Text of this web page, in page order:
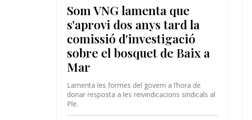
Som VNG lamenta que
s'aprovi dos anys tard la
comissió d'investigació
sobre el bosquet de Baix a
Mar
Lamenta les formes del govern a l’hora de
donar resposta a les reivindicacions sindicals al
Ple.